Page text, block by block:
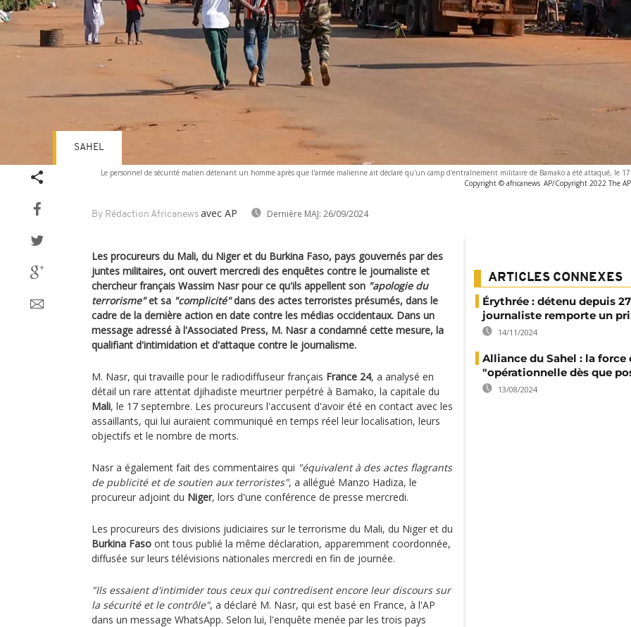
Le personnel de sécurité malien détenant un homme après que l'armée malienne ait déclaré qu'un camp d'entraînement militaire de Bamako a été attaqué, le
Copyright © africanews AP/Copyright 2022 The
By Rédaction Africanews avec AP Dernière MAJ: 26/09/2024
SAHEL
Les procureurs du Mali, du Niger et du Burkina Faso, pays gouvernés par des
juntes militaires, ont ouvert mercredi des enquêtes contre le journaliste et
chercheur français Wassim Nasr pour ce qu'ils appellent son "apologie du
terrorisme"et sa "complicité"dans des actes terroristes présumés, dans le
cadre de la dernière action en date contre les médias occidentaux. Dans un
message adressé à l'Associated Press, M. Nasr a condamné cette mesure, la
qualifiant d'intimidation et d'attaque contre le journalisme.
M. Nasr, qui travaille pour le radiodiffuseur français France 24, a analysé en
détail un rare attentat djihadiste meurtrier perpétré à Bamako, la capitale du
Mali, le 17 septembre. Les procureurs l'accusent d'avoir été en contact avec les
assaillants, qui lui auraient communiqué en temps réel leur localisation, leurs
objectifs et le nombre de morts.
Nasr a également fait des commentaires qui "équivalent à des actes flagrants
de publicité et de soutien aux terroristes", a allégué Manzo Hadiza, le
procureur adjoint du Niger, lors d'une conférence de presse mercredi.
Les procureurs des divisions judiciaires sur le terrorisme du Mali, du Niger et du
Burkina Faso ont tous publié la même déclaration, apparemment coordonnée,
diffusée sur leurs télévisions nationales mercredi en fin de journée.
"Ils essaient d'intimider tous ceux qui contredisent encore leur discours sur
la sécurité et le contrôle", a déclaré M. Nasr, qui est basé en France, à l'AP
dans un message WhatsApp. Selon lui, l'enquête menée par les trois pays
ARTICLES CONNEXES
Érythrée : détenu depuis
journaliste remporte un
14/11/2024
Alliance du Sahel : la
"opérationnelle dès que
13/08/2024